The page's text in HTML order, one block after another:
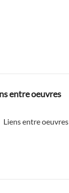
entre oeuvres
Liens entre oeuvres